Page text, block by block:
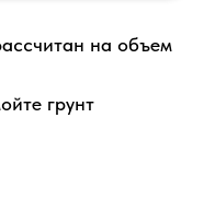
на объем
грунт